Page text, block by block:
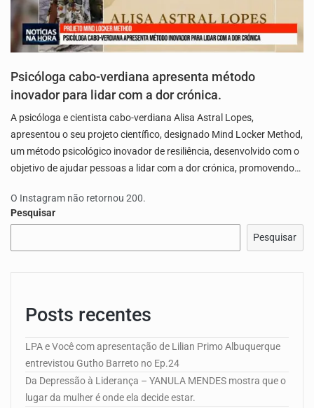
Psicóloga cabo-verdiana apresenta método
inovador para lidar com a dor crónica.
A psicóloga e cientista cabo-verdiana Alisa Astral Lopes,
apresentou o seu projeto científico, designado Mind Locker Method,
um método psicológico inovador de resiliência, desenvolvido com o
objetivo de ajudar pessoas a lidar com a dor crónica, promovendo…
O Instagram não retornou 200.
Pesquisar
Pesquisar
Posts recentes
LPA e Você com apresentação de Lilian Primo Albuquerque
entrevistou Gutho Barreto no Ep.24
Da Depressão à Liderança – YANULA MENDES mostra que o
lugar da mulher é onde ela decide estar.